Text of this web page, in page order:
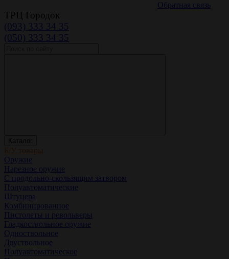
Обратная связь
ТРЦ Городок
(093) 333 34 35
(050) 333 34 35
Каталог
Б/У товары
Оружие
Нарезное оружие
С продольно-скользящим затвором
Полуавтоматические
Штуцера
Комбинированное
Пистолеты и револьверы
Гладкоствольное оружие
Одноствольное
Двуствольное
Полуавтоматическое